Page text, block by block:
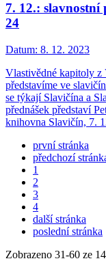
7. 12.:
24
Datum: 8. 12. 2023
Vlastivědné kapitoly z
představíme ve
se týkají Slavičína a
přednášek představí
knihovna Slavičín, 7.
první stránka
předchozí
1
2
3
4
další stránka
poslední stránka
Zobrazeno 31-60 ze